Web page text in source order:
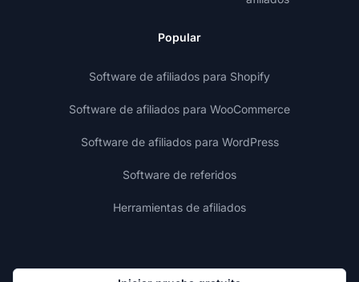
Popular
Software de afiliados para Shopify
Software de afiliados para WooCommerce
Software de afiliados para WordPress
Software de referidos
Herramientas de afiliados